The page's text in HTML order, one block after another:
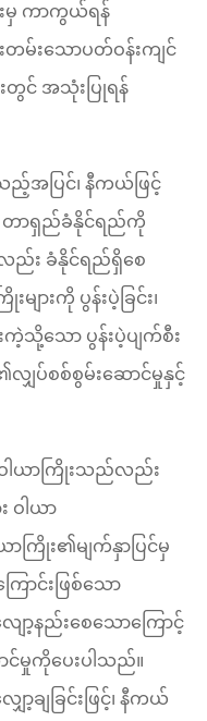
မှ ကာကွယ်ရန်
တမ်းသောပတ်ဝန်းကျင်
တွင် အသုံးပြုရန်
ည့်အပြင်၊ နီကယ်ဖြင့်
တာရှည်ခံနိုင်ရည်ကို
လည်း ခံနိုင်ရည်ရှိစေ
ားကို ပွန်းပဲ့ခြင်း၊
ကဲ့သို့သော ပွန်းပဲ့ပျက်စီး
လျှပ်စစ်စွမ်းဆောင်မှုနှင့်
ဝါယာကြိုးသည်လည်း
ဝါယာ
ြိုး၏မျက်နှာပြင်မှ
ာင်းဖြစ်သော
ာ့နည်းစေသောကြောင့်
င်မှုကိုပေးပါသည်။
ချခြင်းဖြင့်၊ နီကယ်